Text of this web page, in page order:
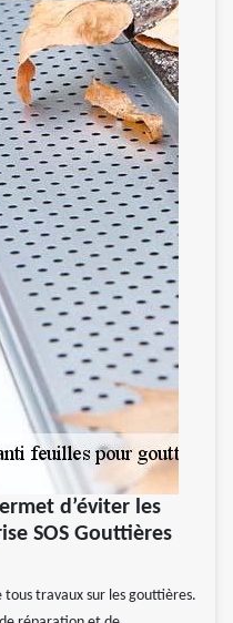
d’éviter les
SOS Gouttières
tous travaux sur les gouttières.